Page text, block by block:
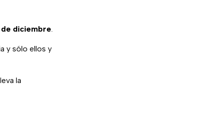
diciembre.
y sólo ellos y
la